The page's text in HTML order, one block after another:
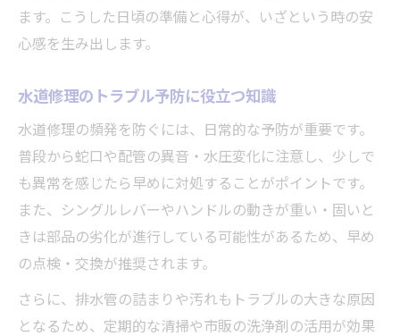
水道修理は業者依頼かDIYか見極める
水道修理でDIY対応可能なケースとは
水道修理DIYのリスクと注意点
水道修理の専門性と安全確保の重要性
ます。こうした日頃の準備と心得が、いざという時の安
心感を生み出します。
水道修理のトラブル予防に役立つ知識
水道修理の頻発を防ぐには、日常的な予防が重要です。
普段から蛇口や配管の異音・水圧変化に注意し、少しで
も異常を感じたら早めに対処することがポイントです。
また、シングルレバーやハンドルの動きが重い・固いと
きは部品の劣化が進行している可能性があるため、早め
の点検・交換が推奨されます。
さらに、排水管の詰まりや汚れもトラブルの大きな原因
となるため、定期的な清掃や市販の洗浄剤の活用が効果